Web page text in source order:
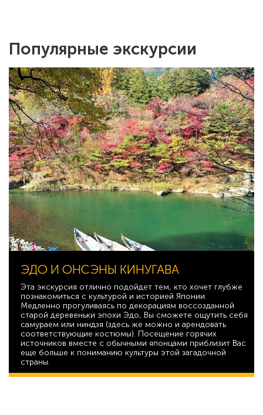
Популярные экскурсии
ЭДО И ОНСЭНЫ КИНУГАВА
Эта экскурсия отлично подойдет тем, кто хочет глубже
познакомиться с культурой и историей Японии.
Медленно прогуливаясь по декорациям воссозданной
старой деревеньки эпохи Эдо, Вы сможете ощутить себя
самураем или ниндзя (здесь же можно и арендовать
соответствующие костюмы). Посещение горячих
источников вместе с обычными японцами приблизит Вас
еще больше к пониманию культуры этой загадочной
страны.